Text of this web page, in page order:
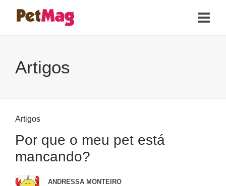
Artigos
Artigos
Por que o meu pet está
mancando?
ANDRESSA MONTEIRO